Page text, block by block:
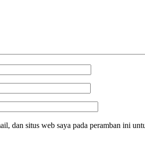
dan situs web saya pada peramban ini